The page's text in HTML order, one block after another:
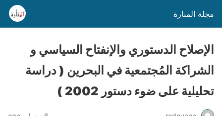
مجلة المنارة
الإصلاح الدستوري والإنفتاح السياسي و
الشراكة المُجتمعية في البحرين ( دراسة
تحليلية على ضوء دستور 2002 )